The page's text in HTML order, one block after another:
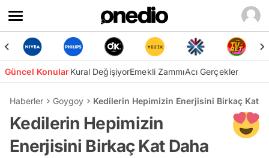
Güncel KonularKural DeğişiyorEmekli ZammıAcı Gerçekler
Haberler Goygoy Kedilerin Hepimizin Enerjisini Birkaç Kat
Kedilerin Hepimizin
Enerjisini Birkaç Kat Daha